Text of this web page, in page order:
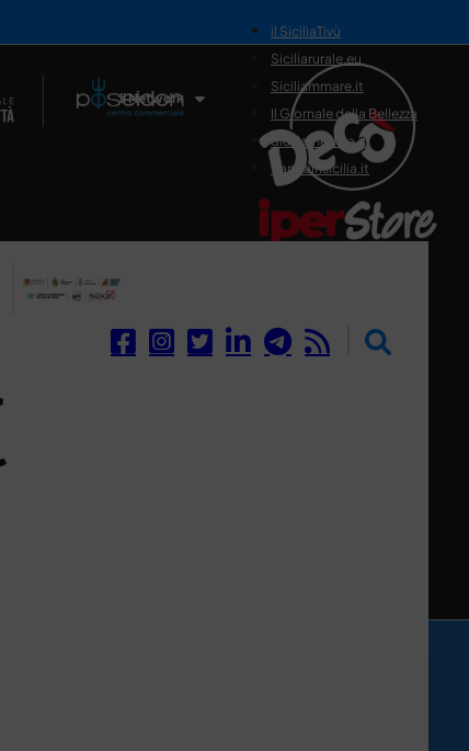
Il Network
il SiciliaTivù
Siciliarurale.eu
Siciliammare.it
Il Giornale della Bellezza
Siciliamedica.it
Sanitainsicilia.it